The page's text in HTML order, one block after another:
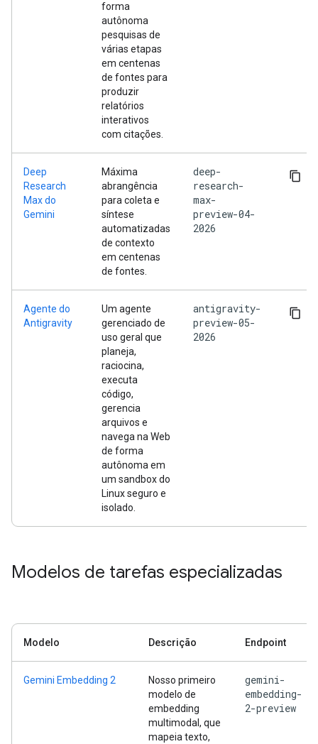
forma
autônoma
pesquisas de
várias etapas
em centenas
de fontes para
produzir
relatórios
interativos
com citações.
Deep
Research
Max do
Gemini
Máxima
abrangência
para coleta e
síntese
automatizadas
de contexto
em centenas
de fontes.
deep-
research-
max-
preview-04-
2026
Agente do
Antigravity
Um agente
gerenciado de
uso geral que
planeja,
raciocina,
executa
código,
gerencia
arquivos e
navega na Web
de forma
autônoma em
um sandbox do
Linux seguro e
isolado.
antigravity-
preview-05-
2026
Modelos de tarefas especializadas
Modelo Descrição Endpoint
Gemini Embedding 2
Nosso primeiro
modelo de
embedding
multimodal, que
mapeia texto,
gemini-
embedding-
2-preview